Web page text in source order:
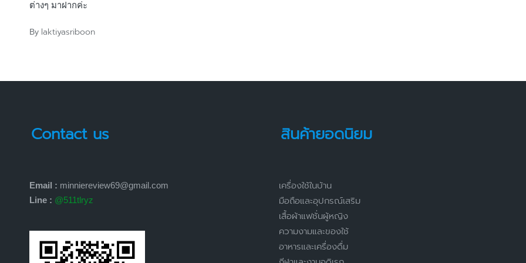
ต่างๆ มาฝากค่ะ
Posted
By laktiyasriboon
Contact us
Email : minniereview69@gmail.com
Line : @511tlryz
สินค้ายอดนิยม
เครื่องใช้ในบ้าน
มือถือและอุปกรณ์เสริม
เสื้อผ้าแฟชั่นผู้หญิง
ความงามและของใช้
อาหารและเครื่องดื่ม